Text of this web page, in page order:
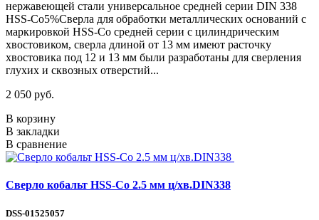
нержавеющей стали универсальное средней серии DIN 338
HSS-Co5%Сверла для обработки металлических оснований с
маркировкой HSS-Co средней серии с цилиндрическим
хвостовиком, сверла длиной от 13 мм имеют расточку
хвостовика под 12 и 13 мм были разработаны для сверления
глухих и сквозных отверстий...
2 050 руб.
В корзину
В закладки
В сравнение
Сверло кобальт HSS-Со 2.5 мм ц/хв.DIN338
DSS-01525057